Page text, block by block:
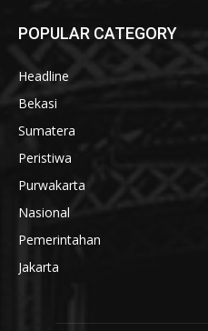
POPULAR CATEGORY
Headline
Bekasi
Sumatera
Peristiwa
Purwakarta
Nasional
Pemerintahan
Jakarta